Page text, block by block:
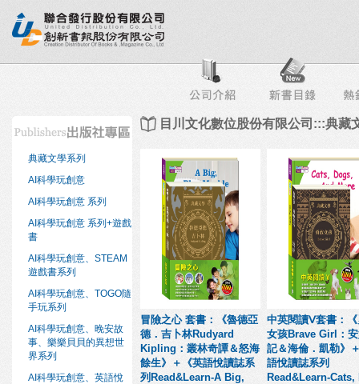
榜 出版社專區 書店專區 目錄下載 會員服務
典藏文學系列
AI科學玩創意
AI科學玩創意 系列
AI科學玩創意 系列+遊戲
書
AI科學玩創意、STEAM
遊戲書系列
AI科學玩創意、TOGO隨
手玩系列
AI科學玩創意、晚安故
事、樂樂貝貝的異想世
界系列
AI科學玩創意、英語悅
目川文化數位股份有限公司:::典藏
冒險之心 套書：《魯德亞
德．吉卜林Rudyard
Kipling：叢林奇譚＆怒海
餘生》＋《英語悅讀誌系
列Read&Learn-A Big,
中英閱讀Ⅴ套書：
女孩Brave Girl：
記＆海倫．凱勒》
語悅讀誌系列
Read&Learn-Cats,